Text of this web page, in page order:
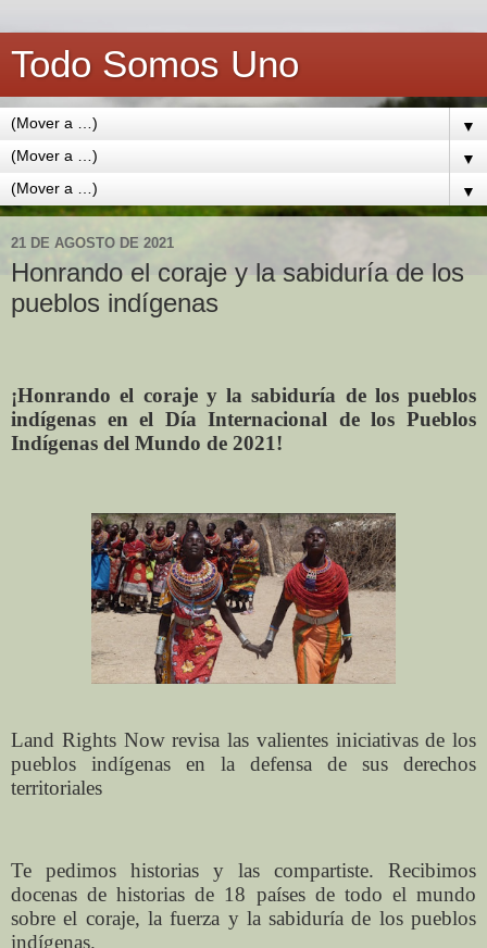
Todo Somos Uno
▼
▼
▼
21 DE AGOSTO DE 2021
Honrando el coraje y la sabiduría de los
pueblos indígenas
¡Honrando el coraje y la sabiduría de los pueblos
indígenas en el Día Internacional de los Pueblos
Indígenas del Mundo de 2021!
Land Rights Now revisa las valientes iniciativas de los
pueblos indígenas en la defensa de sus derechos
territoriales
Te pedimos historias y las compartiste. Recibimos
docenas de historias de 18 países de todo el mundo
sobre el coraje, la fuerza y ​​la sabiduría de los pueblos
indígenas.